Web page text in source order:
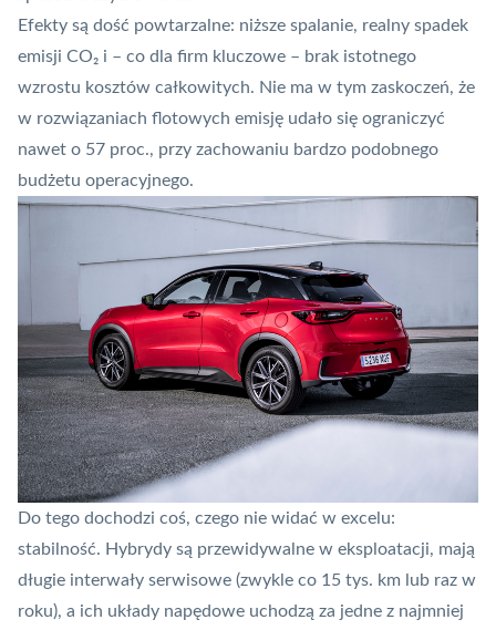
Efekty są dość powtarzalne: niższe spalanie, realny spadek
emisji CO₂ i – co dla firm kluczowe – brak istotnego
wzrostu kosztów całkowitych. Nie ma w tym zaskoczeń, że
w rozwiązaniach flotowych emisję udało się ograniczyć
nawet o 57 proc., przy zachowaniu bardzo podobnego
budżetu operacyjnego.
Do tego dochodzi coś, czego nie widać w excelu:
stabilność. Hybrydy są przewidywalne w eksploatacji, mają
długie interwały serwisowe (zwykle co 15 tys. km lub raz w
roku), a ich układy napędowe uchodzą za jedne z najmniej